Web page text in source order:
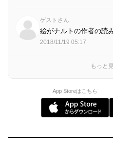
ゲストさん
絵がナルトの作者の読
2018/11/19 05:17
もっと
App Storeはこちら